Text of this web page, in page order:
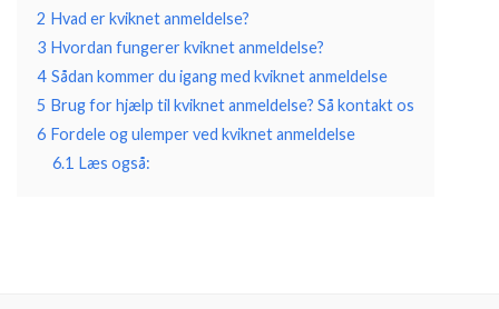
2 Hvad er kviknet anmeldelse?
3 Hvordan fungerer kviknet anmeldelse?
4 Sådan kommer du igang med kviknet anmeldelse
5 Brug for hjælp til kviknet anmeldelse? Så kontakt os
6 Fordele og ulemper ved kviknet anmeldelse
6.1 Læs også: